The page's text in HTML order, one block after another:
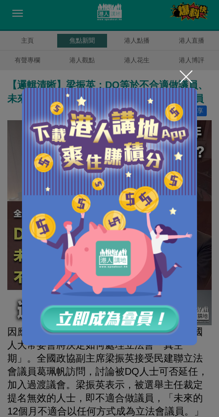
主頁 焦點新聞 港人點播 港人直播
有聲專欄 港人觀點 港人花生 港人博評
【邏輯清晰】梁振英：DQ等於不合適做議員、
未來12個月不適合以任何方式成為立法會議員
分享
讚好 45
因應疫情立法會換屆選舉押後一年舉行，全國
人大常委會將決定如何處理立法會「真空
期」。全國政協副主席梁振英接受民建聯立法
會議員葛珮帆訪問，討論被DQ人士可否延任，
加入過渡議會。梁振英表示，被選舉主任裁定
提名無效的人士，即不適合做議員，「未來的
12個月不適合以任何方式成為立法會議員。」